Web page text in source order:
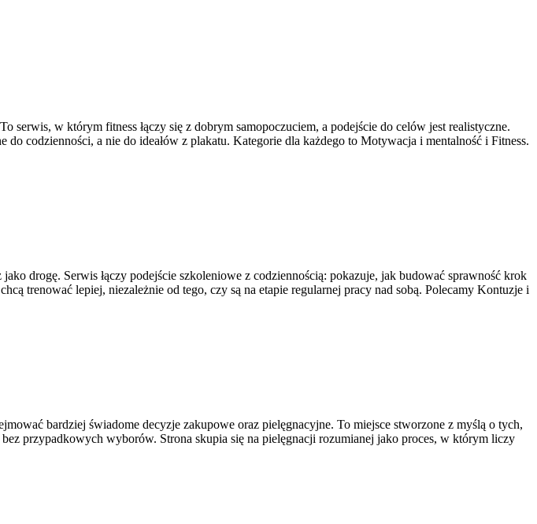
w którym fitness łączy się z dobrym samopoczuciem, a podejście do celów jest realistyczne.
codzienności, a nie do ideałów z plakatu. Kategorie dla każdego to Motywacja i mentalność i Fitness.
drogę. Serwis łączy podejście szkoleniowe z codziennością: pokazuje, jak budować sprawność krok
trenować lepiej, niezależnie od tego, czy są na etapie regularnej pracy nad sobą. Polecamy Kontuzje i
bardziej świadome decyzje zakupowe oraz pielęgnacyjne. To miejsce stworzone z myślą o tych,
przypadkowych wyborów. Strona skupia się na pielęgnacji rozumianej jako proces, w którym liczy